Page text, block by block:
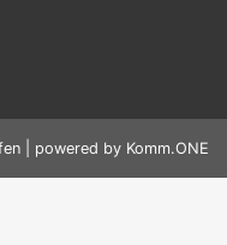
| powered by Komm.ONE